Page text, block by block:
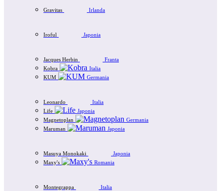
Gravitas Irlanda
Iroful Japonia
Jacques Herbin
Franta
Kobra
Italia
KUM
Germania
Leonardo
Italia
Life
Japonia
Magnetoplan
Germania
Maruman
Japonia
Masuya Monokaki
Japonia
Maxy's
Romania
Montegrappa Italia